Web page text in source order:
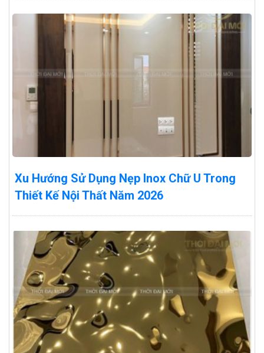
Xu Hướng Sử Dụng Nẹp Inox Chữ U Trong
Thiết Kế Nội Thất Năm 2026